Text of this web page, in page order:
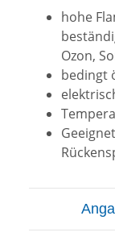
hohe
Ozon,
bedingt